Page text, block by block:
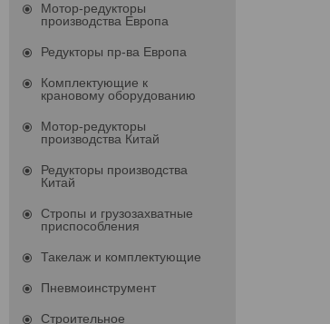
Мотор-редукторы
производства Европа
Редукторы пр-ва Европа
Комплектующие к
крановому оборудованию
Мотор-редукторы
производства Китай
Редукторы производства
Китай
Стропы и грузозахватные
приспособления
Такелаж и комплектующие
Пневмоинструмент
Строительное